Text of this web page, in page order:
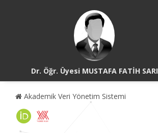
Dr. Öğr. Üyesi MUSTAFA FATİH SARI
Akademik Veri Yönetim Sistemi